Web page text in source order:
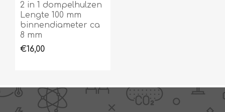
2 in 1 dompelhulzen
Lengte 100 mm
binnendiameter ca
8 mm
€16,00